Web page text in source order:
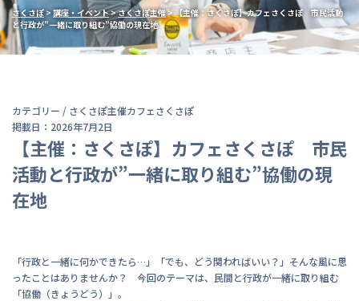
さくさぽ>講座・イベント>さくさぽ主催>【主催：さくさぽ】カフェさくさぽ 市民活動
と行政が”一緒に取り組む”協働の現在地
カテゴリー / さくさぽ主催カフェさくさぽ
掲載日：2026年7月2日
【主催：さくさぽ】カフェさくさぽ 市民
活動と行政が”一緒に取り組む”協働の現
在地
「行政と一緒に何かできたら…」「でも、どう関わればいい？」そんな風に思
ったことはありませんか？ 今回のテーマは、民間と行政が一緒に取り組む
「協働（きょうどう）」。